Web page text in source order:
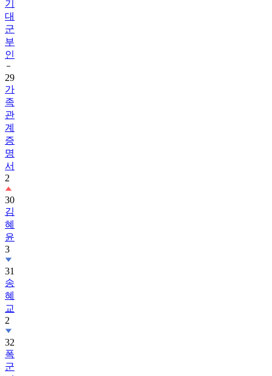
기
대
군
부
인
29
가
족
관
계
증
명
서
2
30
김
혜
윤
3
31
송
혜
교
2
32
폭
군